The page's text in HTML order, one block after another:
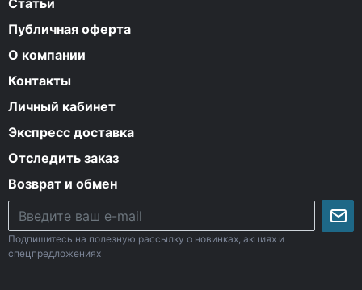
Публичная оферта
О компании
Контакты
Личный кабинет
Экспресс доставка
Отследить заказ
Возврат и обмен
Подпишитесь на полезную рассылку о новинках, акциях и
спецпредложениях